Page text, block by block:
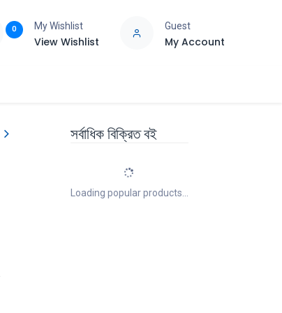
0 My Wishlist
View Wishlist
Guest
My Account
সর্বাধিক বিক্রিত বই
Loading popular products...